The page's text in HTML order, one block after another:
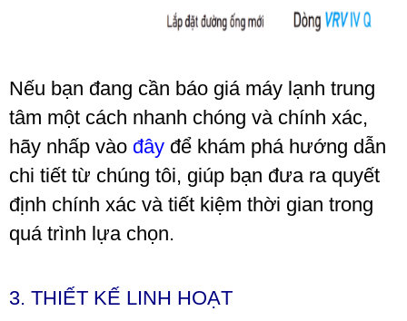
Nếu bạn đang cần báo giá máy lạnh trung
tâm một cách nhanh chóng và chính xác,
hãy nhấp vào đây để khám phá hướng dẫn
chi tiết từ chúng tôi, giúp bạn đưa ra quyết
định chính xác và tiết kiệm thời gian trong
quá trình lựa chọn.
3. THIẾT KẾ LINH HOẠT